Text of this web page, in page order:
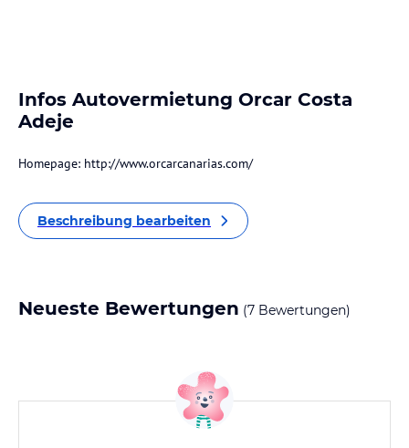
Infos Autovermietung Orcar Costa
Adeje
Homepage: http://www.orcarcanarias.com/
Beschreibung bearbeiten
Neueste Bewertungen (7 Bewertungen)